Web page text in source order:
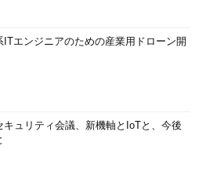
ITエンジニアのための産業用ドローン開
キュリティ会議、新機軸とIoTと、今後